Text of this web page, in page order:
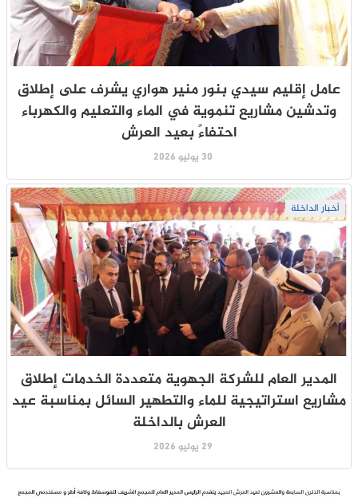
عامل إقليم سيدي بنور منير هواري يشرف على إطلاق
وتدشين مشاريع تنموية في الماء والتعليم والكهرباء
احتفاءً بعيد العرش
30 يوليو 2026
أخبار الداخلة
المدير العام للشركة الجهوية متعددة الخدمات إطلاق
مشاريع استراتيجية للماء والتطهير السائل بمناسبة عيد
العرش بالداخلة
29 يوليو 2026